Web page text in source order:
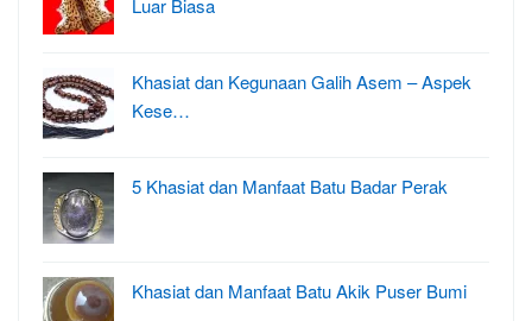
Luar Biasa
Khasiat dan Kegunaan Galih Asem – Aspek
Kese…
5 Khasiat dan Manfaat Batu Badar Perak
Khasiat dan Manfaat Batu Akik Puser Bumi